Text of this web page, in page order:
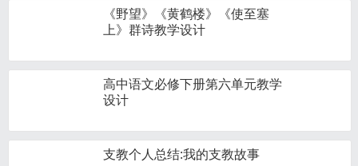
《野望》《黄鹤楼》《使至塞
上》群诗教学设计
高中语文必修下册第六单元教学
设计
支教个人总结:我的支教故事